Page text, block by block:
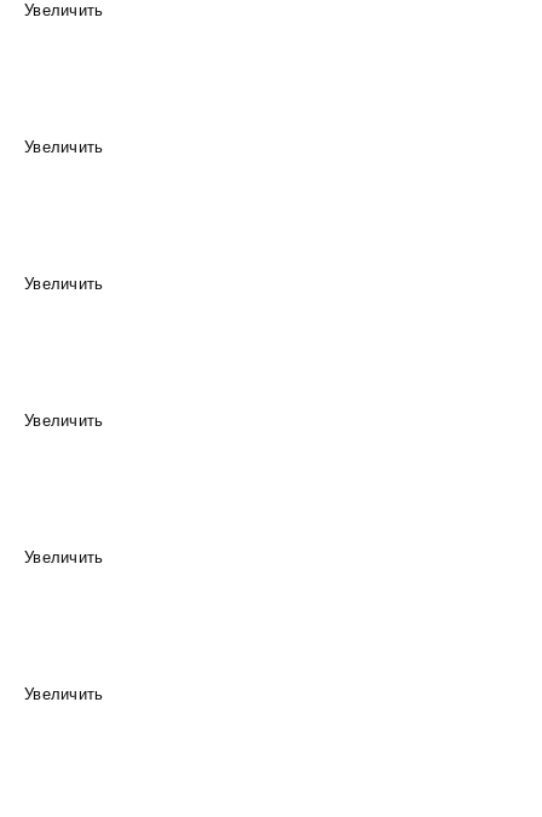
Увеличить
Увеличить
Увеличить
Увеличить
Увеличить
Увеличить